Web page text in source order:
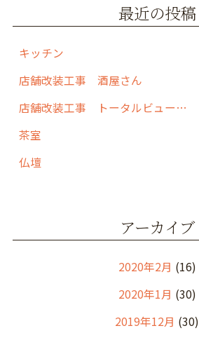
o
k
最近の投稿
キッチン
店舗改装工事 酒屋さん
店舗改装工事 トータルビューティーサロン
茶室
仏壇
アーカイブ
2020年2月 (16)
2020年1月 (30)
2019年12月 (30)